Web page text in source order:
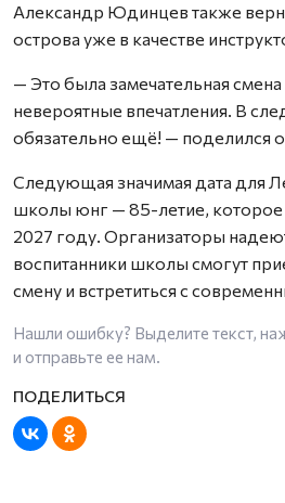
Александр Юдинцев также
острова уже в качестве
— Это была замечательная
невероятные впечатления. В
обязательно ещё! — поделился
Следующая значимая дата для
школы юнг — 85-летие, которое
2027 году. Организаторы
воспитанники школы смогут
смену и встретиться с
Нашли ошибку? Выделите текст,
и отправьте ее нам.